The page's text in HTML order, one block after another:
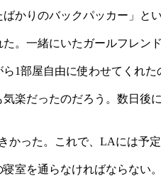
かりのバックパッカー」と
。一緒にいたガールフレン
1部屋自由に使わせてくれ
楽だったのだろう。数日後
った。これで、LAには予
室を通らなければならない